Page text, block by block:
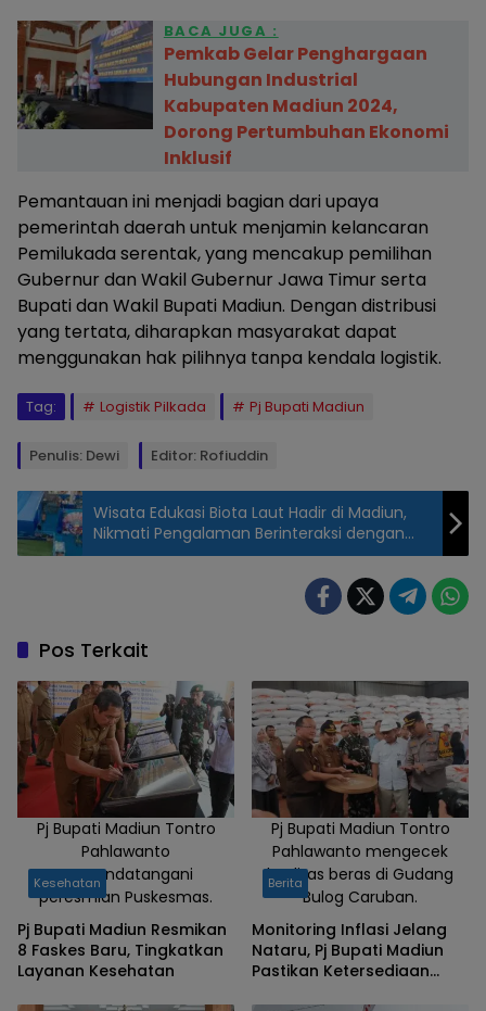
BACA JUGA :
Pemkab Gelar Penghargaan
Hubungan Industrial
Kabupaten Madiun 2024,
Dorong Pertumbuhan Ekonomi
Inklusif
Pemantauan ini menjadi bagian dari upaya
pemerintah daerah untuk menjamin kelancaran
Pemilukada serentak, yang mencakup pemilihan
Gubernur dan Wakil Gubernur Jawa Timur serta
Bupati dan Wakil Bupati Madiun. Dengan distribusi
yang tertata, diharapkan masyarakat dapat
menggunakan hak pilihnya tanpa kendala logistik.
Tag: Logistik Pilkada Pj Bupati Madiun
Penulis: Dewi Editor: Rofiuddin
monitoring
(monev) pada
Senin (25/11).
Wisata Edukasi Biota Laut Hadir di Madiun,
Nikmati Pengalaman Berinteraksi dengan
Bayi Hiu Melalui Petualangan Samudra
Pos Terkait
Pj Bupati Madiun Tontro
Pahlawanto
menandatangani
peresmian Puskesmas.
Kesehatan
Pj Bupati Madiun Resmikan
8 Faskes Baru, Tingkatkan
Layanan Kesehatan
Pj Bupati Madiun Tontro
Pahlawanto mengecek
kualitas beras di Gudang
Bulog Caruban.
Berita
Monitoring Inflasi Jelang
Nataru, Pj Bupati Madiun
Pastikan Ketersediaan